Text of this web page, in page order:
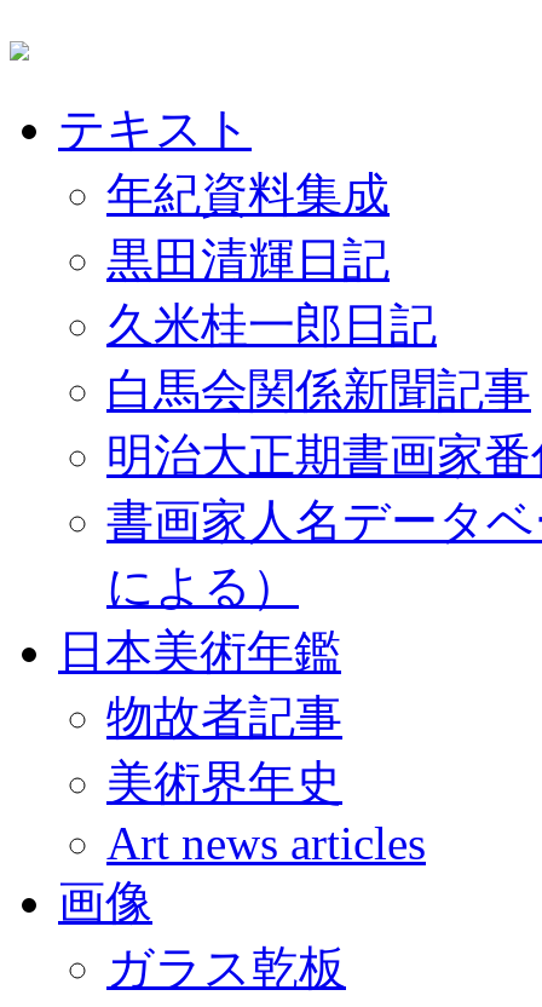
テキスト
年紀資料集成
黒田清輝日記
久米桂一郎日記
白馬会関係新聞記事
明治大正期書画家
書画家人名データ
による）
日本美術年鑑
物故者記事
美術界年史
Art news articles
画像
ガラス乾板